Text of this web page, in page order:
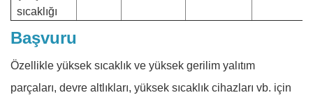
sıcaklığı
Başvuru
Özellikle yüksek sıcaklık ve yüksek gerilim yalıtım
parçaları, devre altlıkları, yüksek sıcaklık cihazları vb. için